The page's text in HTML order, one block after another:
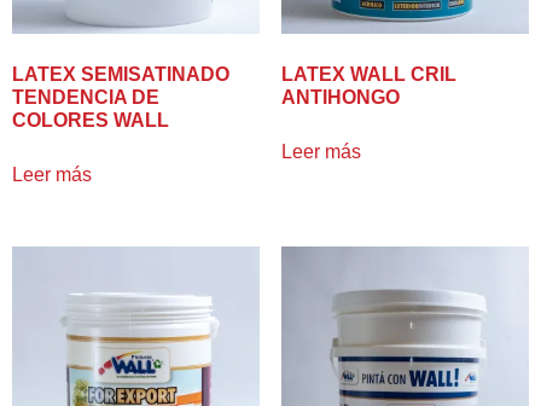
LATEX SEMISATINADO
TENDENCIA DE
COLORES WALL
Leer más
LATEX WALL CRIL
ANTIHONGO
Leer más